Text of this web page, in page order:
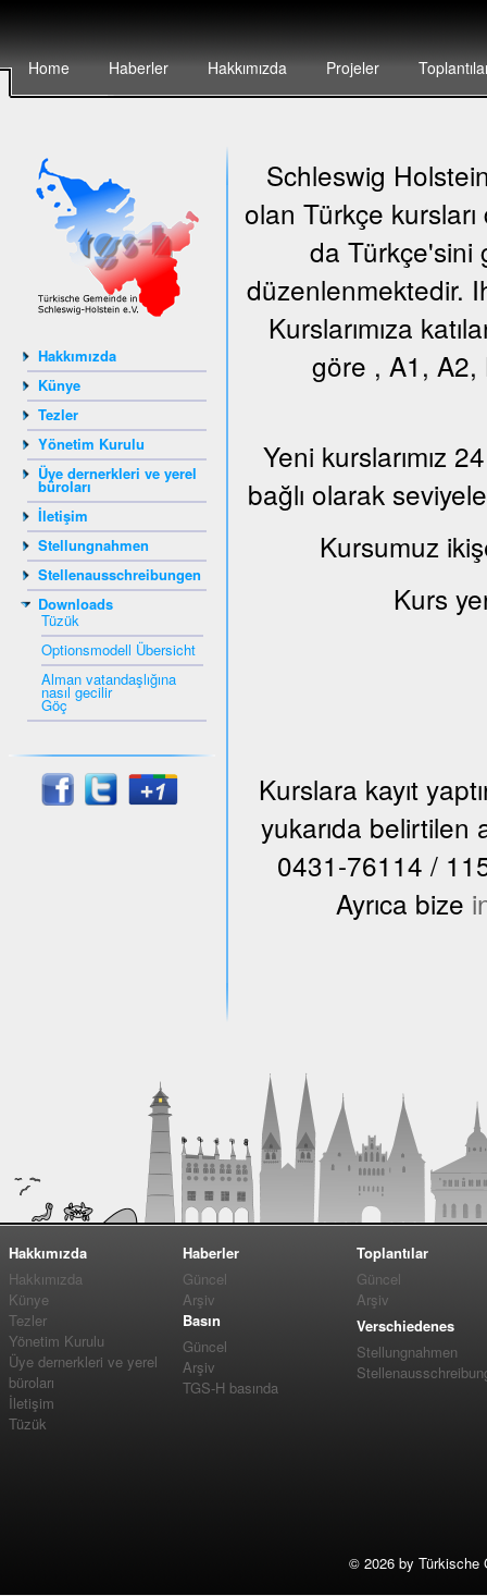
Home Haberler Hakkımızda Projeler
Hakkımızda
Künye
Tezler
Yönetim Kurulu
Üye dernerkleri ve yerel
büroları
İletişim
Stellungnahmen
Stellenausschreibungen
Downloads
Tüzük
Optionsmodell Übersicht
Alman vatandaşlığına
nasıl gecilir
Göç
Schleswig
olan Türkçe
da Türkçe'sini
düzenlenmektedir.
Kurslarımıza
göre , A1, A2,
Yeni kurslarımız
bağlı olarak
Kursumuz
Kurs
Kurslara kayıt
yukarıda
0431-76114 /
Ayrıca bize
Hakkımızda
Hakkımızda
Künye
Tezler
Yönetim Kurulu
Üye dernerkleri ve yerel
büroları
İletişim
Tüzük
Haberler
Güncel
Arşiv
Basın
Güncel
Arşiv
TGS-H basında
Toplantılar
Güncel
Arşiv
Verschiedenes
Stellungnahmen
© 2026 by Türkische